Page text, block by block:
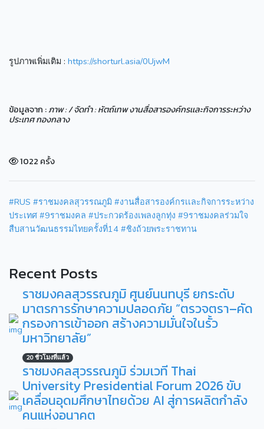
รูปภาพเพิ่มเติม : https://shorturl.asia/0UjwM
ข้อมูลจาก :ภาพ : / จัดทำ : หัตถ์เทพ งานสื่อสารองค์กรเเละกิจการระหว่าง
ประเทศ กองกลาง
1022 ครั้ง
#RUS #ราชมงคลสุวรรณภูมิ #งานสื่อสารองค์กรเเละกิจการระหว่าง
ประเทศ #9ราชมงคล #ประกวดร้องเพลงลูกทุ่ง #9ราชมงคลร่วมใจ
สืบสานวัฒนธรรมไทยครั้งที่14 #ชิงถ้วยพระราชทาน
Recent Posts
ราชมงคลสุวรรณภูมิ ศูนย์นนทบุรี ยกระดับ
มาตรการรักษาความปลอดภัย “ตรวจตรา–คัด
กรองการเข้าออก สร้างความมั่นใจในรั้ว
มหาวิทยาลัย”
20 ชั่วโมงที่แล้ว
ราชมงคลสุวรรณภูมิ ร่วมเวที Thai
University Presidential Forum 2026 ขับ
เคลื่อนอุดมศึกษาไทยด้วย AI สู่การผลิตกำลัง
คนแห่งอนาคต